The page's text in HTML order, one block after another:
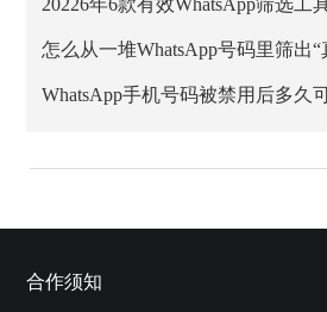
怎么从一堆WhatsApp号码里筛出“
WhatsApp手机号码被禁用后多久
合作须知